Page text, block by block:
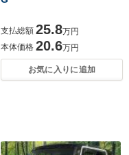
支払総額 25.8万円
本体価格 20.6万円
お気に入りに追加